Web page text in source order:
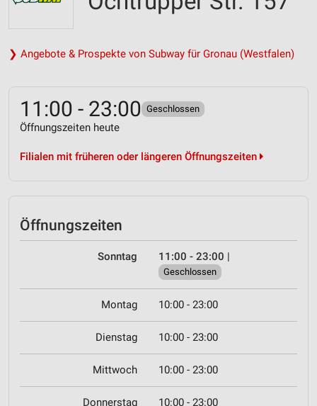
❯ Angebote & Prospekte von Subway für Gronau (Westfalen)
11:00 - 23:00 Geschlossen
Öffnungszeiten heute
Filialen mit früheren oder längeren Öffnungszeiten
Öffnungszeiten
Sonntag 11:00 - 23:00 |
Geschlossen
Montag 10:00 - 23:00
Dienstag 10:00 - 23:00
Mittwoch 10:00 - 23:00
Donnerstag 10:00 - 23:00